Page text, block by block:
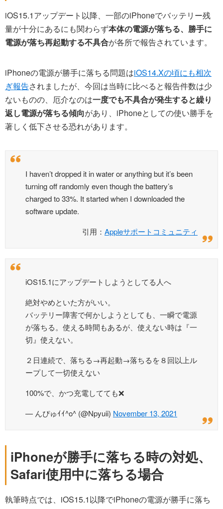
iOS15.1アップデート以降、一部のiPhoneでバッテリー残
量が十分にあるにも関わらず本体の電源が落ちる、勝手に
電源が落ち再起動する不具合が各所で報告されています。
iPhoneの電源が勝手に落ちる問題はiOS14.Xの頃にも相次
ぎ報告されましたが、今回は当時に比べると報告件数は少
ないものの、厄介なのは一度でも不具合が発生すると繰り
返し電源が落ちる傾向があり、iPhoneとしての使い勝手を
著しく低下させる恐れがあります。
I haven’t dropped it in water or anything but it’s been
turning off randomly even though the battery’s
charged to 33%. It started when I downloaded the
software update.
引用： Appleサポートコミュニティ
iOS15.1にアップデートしようとしてる人へ
絶対やめといた方がいい。
バッテリー障害で何かしようとしても、一瞬で電源
が落ちる。使える時間もあるが、使えない時は『一
切』使えない。
２日連続で、落ちる→再起動→落ちるを８回以上ル
ープして一切使えない
100%で、かつ充電してても❌
— んぴゅｲｲ^o^ (@Npyuii) November 13, 2021
iPhoneが勝手に落ちる時の対処、
Safari使用中に落ちる場合
執筆時点では、iOS15.1以降でiPhoneの電源が勝手に落ち